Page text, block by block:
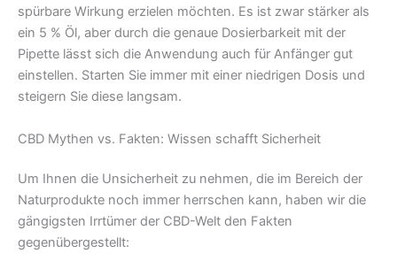
spürbare Wirkung erzielen möchten. Es ist zwar stärker als
ein 5 % Öl, aber durch die genaue Dosierbarkeit mit der
Pipette lässt sich die Anwendung auch für Anfänger gut
einstellen. Starten Sie immer mit einer niedrigen Dosis und
steigern Sie diese langsam.
CBD Mythen vs. Fakten: Wissen schafft Sicherheit
Um Ihnen die Unsicherheit zu nehmen, die im Bereich der
Naturprodukte noch immer herrschen kann, haben wir die
gängigsten Irrtümer der CBD-Welt den Fakten
gegenübergestellt: